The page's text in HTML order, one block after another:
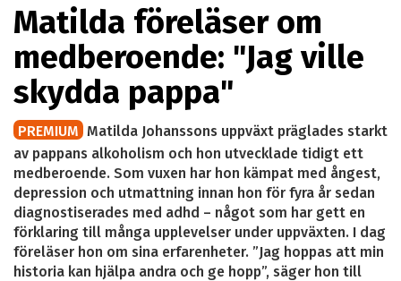
Matilda föreläser om
medberoende: "Jag ville
skydda pappa"
PREMIUM Matilda Johanssons uppväxt präglades starkt
av pappans alkoholism och hon utvecklade tidigt ett
medberoende. Som vuxen har hon kämpat med ångest,
depression och utmattning innan hon för fyra år sedan
diagnostiserades med adhd – något som har gett en
förklaring till många upplevelser under uppväxten. I dag
föreläser hon om sina erfarenheter. ”Jag hoppas att min
historia kan hjälpa andra och ge hopp”, säger hon till